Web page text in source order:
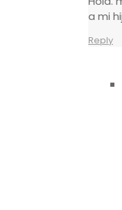
a mi
Reply